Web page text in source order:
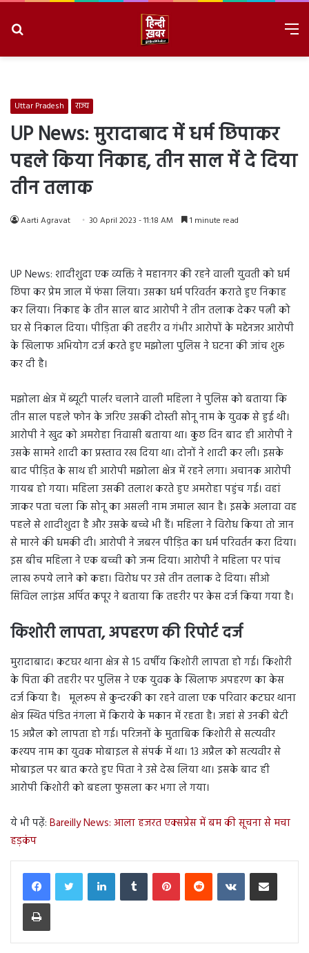
Uttar Pradesh राज्य
UP News: मुरादाबाद में धर्म छिपाकर
पहले किया निकाह, तीन साल में दे दिया
तीन तलाक
Aarti Agravat 30 April 2023 - 11:18 AM 1 minute read
UP News: शादीशुदा एक व्यक्ति ने महानगर की रहने वाली युवती को धर्म
छिपा कर प्रेम जाल में फंसा लिया। उसका धर्म परिवर्तन कराते हुए निकाह
कर लिया। निकाह के तीन साल बाद आरोपी ने तीन तलाक देकर पत्नी को
घर से निकाल दिया। पीड़िता की तहरीर व गंभीर आरोपों के मद्देनजर आरोपी
के खिलाफ अभियोग दर्ज करते हुए मझोला पुलिस ने घटना की जांच शुरू
कर दी है।
मझोला क्षेत्र में ब्यूटी पार्लर चलाने वाली महिला ने पुलिस को बताया कि
तीन साल पहले फोन के जरिए उसकी दोस्ती सोनू नाम के युवक से हुई थी।
आरोपी ने खुद को अमरोहा निवासी बताया था। कुछ दिन बाद ही आरोपी ने
उसके सामने शादी का प्रस्ताव रख दिया था। दोनों ने शादी कर ली। इसके
बाद पीड़ित के साथ ही आरोपी मझोला क्षेत्र में रहने लगा। अचानक आरोपी
गायब हो गया। महिला उसकी तलाश करते हुए अमरोहा पहुंच गई। वहां
जाकर पता चला कि सोनू का असली नाम जमाल खान है। इसके अलावा वह
पहले से शादीशुदा है और उसके बच्चे भी हैं। महिला ने विरोध किया तो जान
से मारने की धमकी दी। आरोपी ने जबरन पीड़ित का धर्म परिवर्तन करा दिया।
इस बीच महिला ने एक बच्ची को जन्म दिया। आरोपी ने महिला पर पांच
लाख रुपये लाने काे कहा। विरोध पर उसे तीन तलाक दे दिया। सीओ
सिविल लाइंस अर्पित कपूर ने बताया कि तहरीर पर केस दर्ज किया गया है।
किशोरी लापता, अपहरण की रिपोर्ट दर्ज
मुरादाबाद। कटघर थाना क्षेत्र से 15 वर्षीय किशोरी लापता हो गई। किशोरी
के पिता की तहरीर पर पुलिस ने एक युवक के खिलाफ अपहरण का केस
दर्ज किया है। मूलरूप से कुन्दरकी का रहने वाला एक परिवार कटघर थाना
क्षेत्र स्थित पंडित नंगला में किराये के मकान में रहता है। जहां से उनकी बेटी
15 अप्रैल को लापता हो गई। परिजनों के मुताबिक किशोरी से सत्यवीर
कश्यप नाम का युवक मोबाइल से संपर्क में था। 13 अप्रैल को सत्यवीर से
मोबाइल पर बात करते हुए पिता ने उसे देख लिया था। इसके बाद ही
आरोपी किशोरी को बहला फुसला कर भगा ले गया।
ये भी पढ़ें: Bareilly News: आला हजरत एक्सप्रेस में बम की सूचना से मचा
हड़कंप
LinkedInTumblr PinterestReddit VKontakteShare via Email
Print